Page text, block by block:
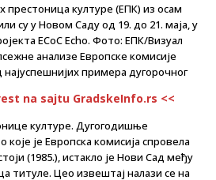
престоница културе (ЕПК) из осам
су у Новом Саду од 19. до 21. маја, у
ECoC Echo. Фото: ЕПК/Визуал
анализе Европске комисије
примера дугорочног
na sajtu GradskeInfo.rs <<
културе. Дугогодишње
је Европска комисија спровела
(1985.), истакло је Нови Сад међу
титуле. Цео извештај налази се на